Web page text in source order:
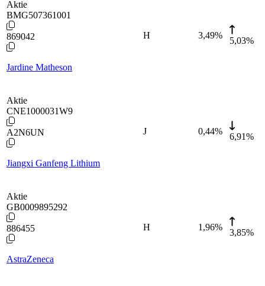
Aktie
BMG507361001
869042
Jardine Matheson
H 3,49%
5,03%
Aktie
CNE1000031W9
A2N6UN
Jiangxi Ganfeng Lithium
J 0,44%
6,91%
Aktie
GB0009895292
886455
AstraZeneca
H 1,96%
3,85%